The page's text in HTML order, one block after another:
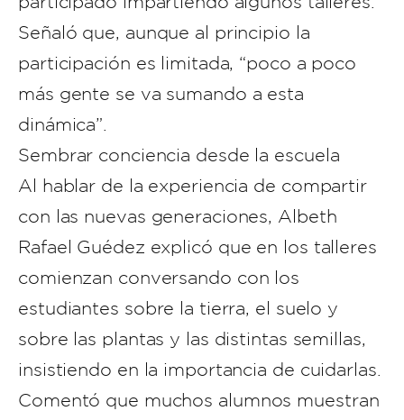
Señaló que, aunque al principio la
participación es limitada, “poco a poco
más gente se va sumando a esta
dinámica”.
Sembrar conciencia desde la escuela
Al hablar de la experiencia de compartir
con las nuevas generaciones, Albeth
Rafael Guédez explicó que en los talleres
comienzan conversando con los
estudiantes sobre la tierra, el suelo y
sobre las plantas y las distintas semillas,
insistiendo en la importancia de cuidarlas.
Comentó que muchos alumnos muestran